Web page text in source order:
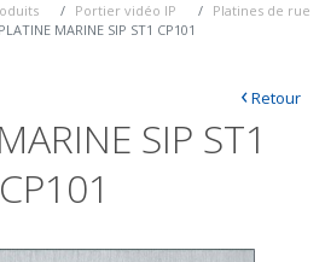
Portier vidéo IP
Platines de rue
PLATINE MARINE SIP ST1 CP101
SIP ST1
CP101
‹Retour